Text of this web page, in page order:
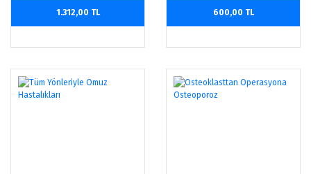
1.312,00 TL 600,00 TL